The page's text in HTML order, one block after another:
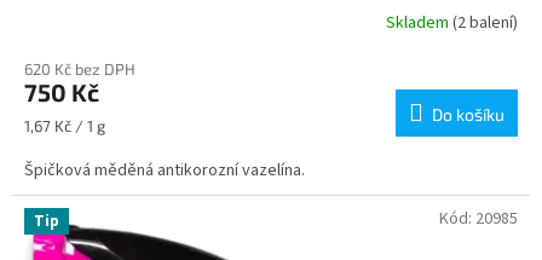
Skladem (2 balení)
620 Kč bez DPH
750 Kč
Měrná
1,67 Kč / 1 g
Do košíku
Špičková měděná antikorozní vazelína.
Tip Kód: 20985